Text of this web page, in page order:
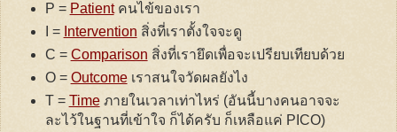
P = Patientคนไข้ของเรา
I = Intervention สิ่งที่เราตั้งใจจะดู
C = Comparison สิ่งที่เรายึดเพื่อจะเปรียบเทียบด้วย
O = Outcomeเราสนใจวัดผลยังไง
T = Timeภายในเวลาเท่าไหร่ (อันนี้บางคนอาจจะ
ละไว้ในฐานที่เข้าใจ ก็ได้ครับ ก็เหลือแค่ PICO)